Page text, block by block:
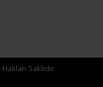
Saklıdır.